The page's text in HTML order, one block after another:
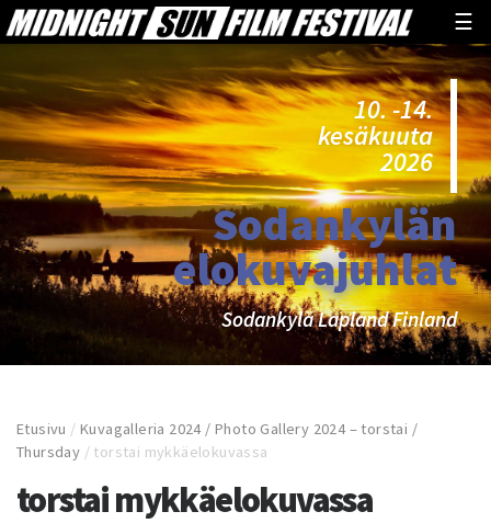
☰
10. -14.
kesäkuuta
2026
Sodankylän
elokuvajuhlat
Sodankylä Lapland Finland
Etusivu /Kuvagalleria 2024 / Photo Gallery 2024 – torstai /
Thursday / torstai mykkäelokuvassa
torstai mykkäelokuvassa